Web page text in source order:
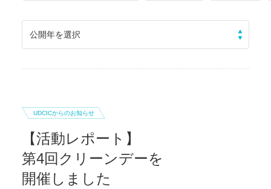
公開年を選択
UDCICからのお知らせ